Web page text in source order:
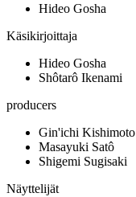
Hideo Gosha
Käsikirjoittaja
Hideo Gosha
Shôtarô Ikenami
producers
Gin'ichi Kishimoto
Masayuki Satô
Shigemi Sugisaki
Näyttelijät